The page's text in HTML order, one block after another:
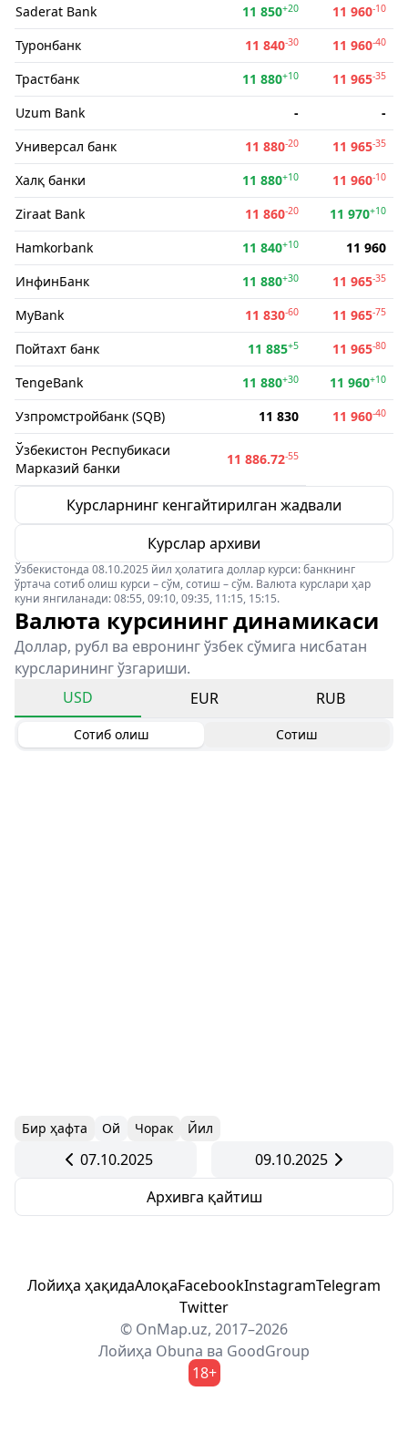
Saderat Bank 11 850+20 11 960-10
Туронбанк 11 840-30 11 960-40
Трастбанк 11 880+10 11 965-35
Uzum Bank -
-
Универсал банк
11 880-20 11 965-35
Халқ банки 11 880+10 11 960-10
Ziraat Bank 11 860-20 11 970+10
Hamkorbank 11 840+10
11 960
ИнфинБанк
11 880+30 11 965-35
MyBank 11 830-60 11 965-75
Пойтахт банк 11 885+5 11 965-80
TengeBank 11 880+30 11 960+10
Узпромстройбанк (SQB) 11 830 11 960-40
Ўзбекистон Респубикаси
Марказий банки
11 886.72-55
Курсларнинг кенгайтирилган жадвали
Курслар архиви
Ўзбекистонда 08.10.2025 йил ҳолатига доллар курси: банкнинг
ўртача сотиб олиш курси – сўм, сотиш – сўм. Валюта курслари ҳар
куни янгиланади: 08:55, 09:10, 09:35, 11:15, 15:15.
Валюта курсининг динамикаси
Доллар, рубл ва евронинг ўзбек сўмига нисбатан
курсларининг ўзгариши.
USD
EUR RUB
Сотиб олиш Сотиш
Бир ҳафта Ой Чорак Йил
07.10.2025
09.10.2025
Архивга қайтиш
Лойиҳа ҳақидаАлоқаFacebookInstagramTelegram
Twitter
© OnMap.uz, 2017–2026
Лойиҳа Obuna ва GoodGroup
18+